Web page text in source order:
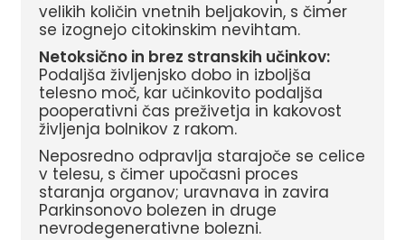
velikih količin vnetnih beljakovin, s čimer
se izognejo citokinskim nevihtam.
Netoksično in brez stranskih učinkov:
Podaljša življenjsko dobo in izboljša
telesno moč, kar učinkovito podaljša
pooperativni čas preživetja in kakovost
življenja bolnikov z rakom.
Neposredno odpravlja starajoče se celice
v telesu, s čimer upočasni proces
staranja organov; uravnava in zavira
Parkinsonovo bolezen in druge
nevrodegenerativne bolezni.